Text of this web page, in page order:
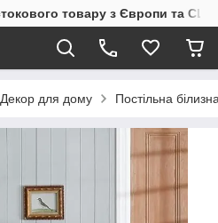
товару з Європи та
Декор для дому Постільна